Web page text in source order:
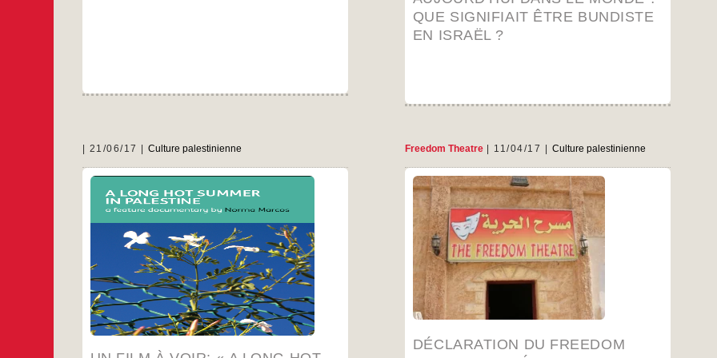
QUE SIGNIFIAIT ÊTRE BUNDISTE
EN ISRAËL ?
21/06/17 Culture palestinienne
Synopsis du film par Norma Marcos
raconte la guerre de l’été 2014 à Gaza, vue
depuis la Cisjordanie.
Je tournais un film sur ma nièce Yara, sur les
femmes et la vie quotidienne en Palestine.
Freedom Theatre 11/04/17 Culture palestinienne
DÉCLARATION DU FREEDOM
Date anniversaire de l’assassinat du Juliano
Mer Khamis en 2011 et du siège du camp de
réfugiés et de la ville de Jénine par l’armée
israélienne en 2002.
Le 4 avril, comme tous les ans, le Freedom
Theatre (Théâtre de la Liberté) entreprend de
célébrer la résistance culturelle, en mémoire de
Juliano Mer Khamis. C’est une journée qui a
pour nous une forte valeur symbolique car, il y a
six ans, Juliano a été assassiné par un inconnu
commémorons aussi la bataille de Jénine, en